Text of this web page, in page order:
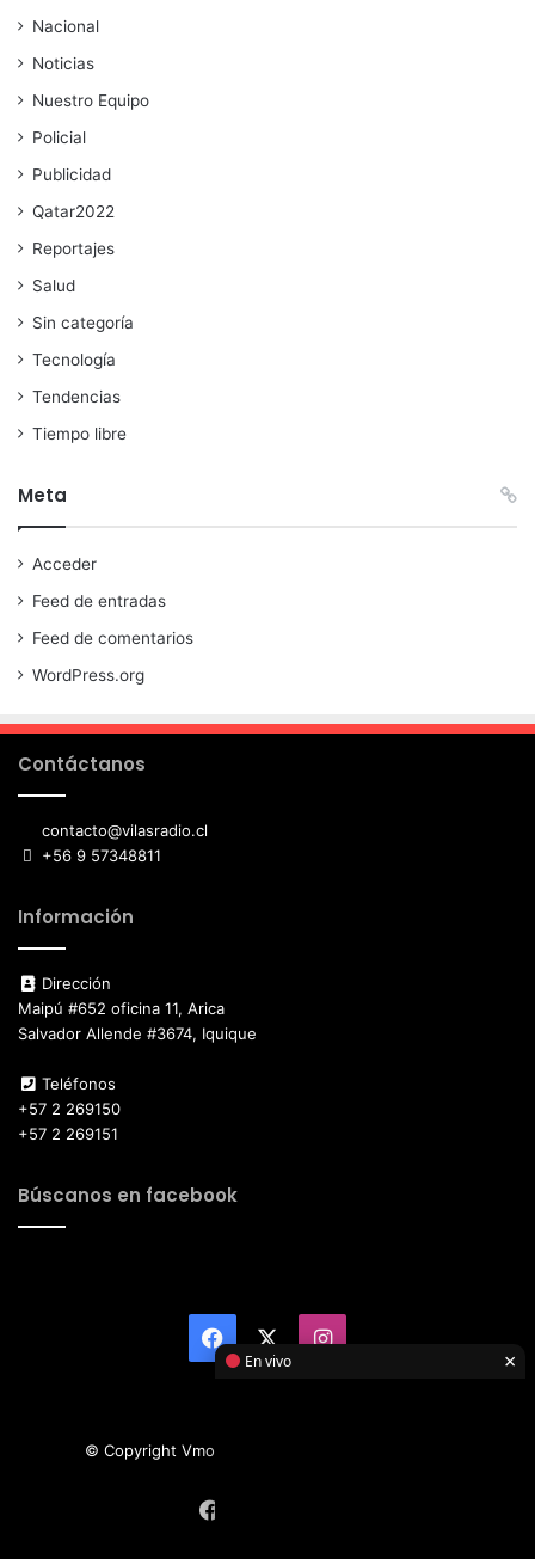
Nacional
Noticias
Nuestro Equipo
Policial
Publicidad
Qatar2022
Reportajes
Salud
Sin categoría
Tecnología
Tendencias
Tiempo libre
Meta
Acceder
Feed de entradas
Feed de comentarios
WordPress.org
Contáctanos
contacto@vilasradio.cl
+56 9 57348811
Información
Dirección
Maipú #652 oficina 11, Arica
Salvador Allende #3674, Iquique
Teléfonos
+57 2 269150
+57 2 269151
Búscanos en facebook
Facebook Instagram
© Copyright Vmotor TI 2026, All Rights Reserved
En vivo ×